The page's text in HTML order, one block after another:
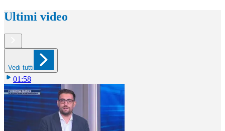
Ultimi video
Vedi tutti
01:58